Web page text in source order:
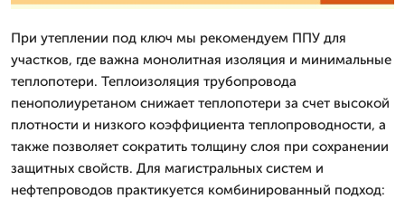
При утеплении под ключ мы рекомендуем ППУ для
участков, где важна монолитная изоляция и минимальные
теплопотери. Теплоизоляция трубопровода
пенополиуретаном снижает теплопотери за счет высокой
плотности и низкого коэффициента теплопроводности, а
также позволяет сократить толщину слоя при сохранении
защитных свойств. Для магистральных систем и
нефтепроводов практикуется комбинированный подход: